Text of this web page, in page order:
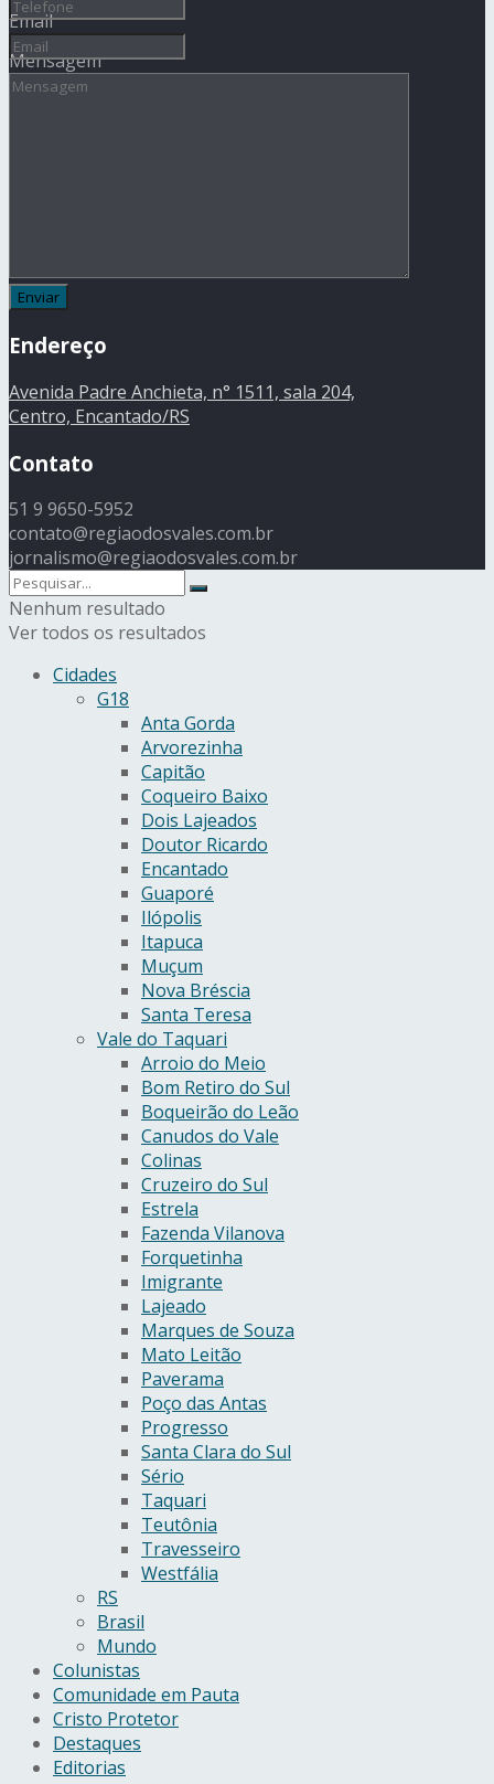
Email
Mensagem
Endereço
Avenida Padre Anchieta, n° 1511, sala 204,
Centro, Encantado/RS
Contato
51 9 9650-5952
contato@regiaodosvales.com.br
jornalismo@regiaodosvales.com.br
Nenhum resultado
Ver todos os resultados
Cidades
G18
Anta Gorda
Arvorezinha
Capitão
Coqueiro Baixo
Dois Lajeados
Doutor Ricardo
Encantado
Guaporé
Ilópolis
Itapuca
Muçum
Nova Bréscia
Santa Teresa
Vale do Taquari
Arroio do Meio
Bom Retiro do Sul
Boqueirão do Leão
Canudos do Vale
Colinas
Cruzeiro do Sul
Estrela
Fazenda Vilanova
Forquetinha
Imigrante
Lajeado
Marques de Souza
Mato Leitão
Paverama
Poço das Antas
Progresso
Santa Clara do Sul
Sério
Taquari
Teutônia
Travesseiro
Westfália
RS
Brasil
Mundo
Colunistas
Comunidade em Pauta
Cristo Protetor
Destaques
Editorias